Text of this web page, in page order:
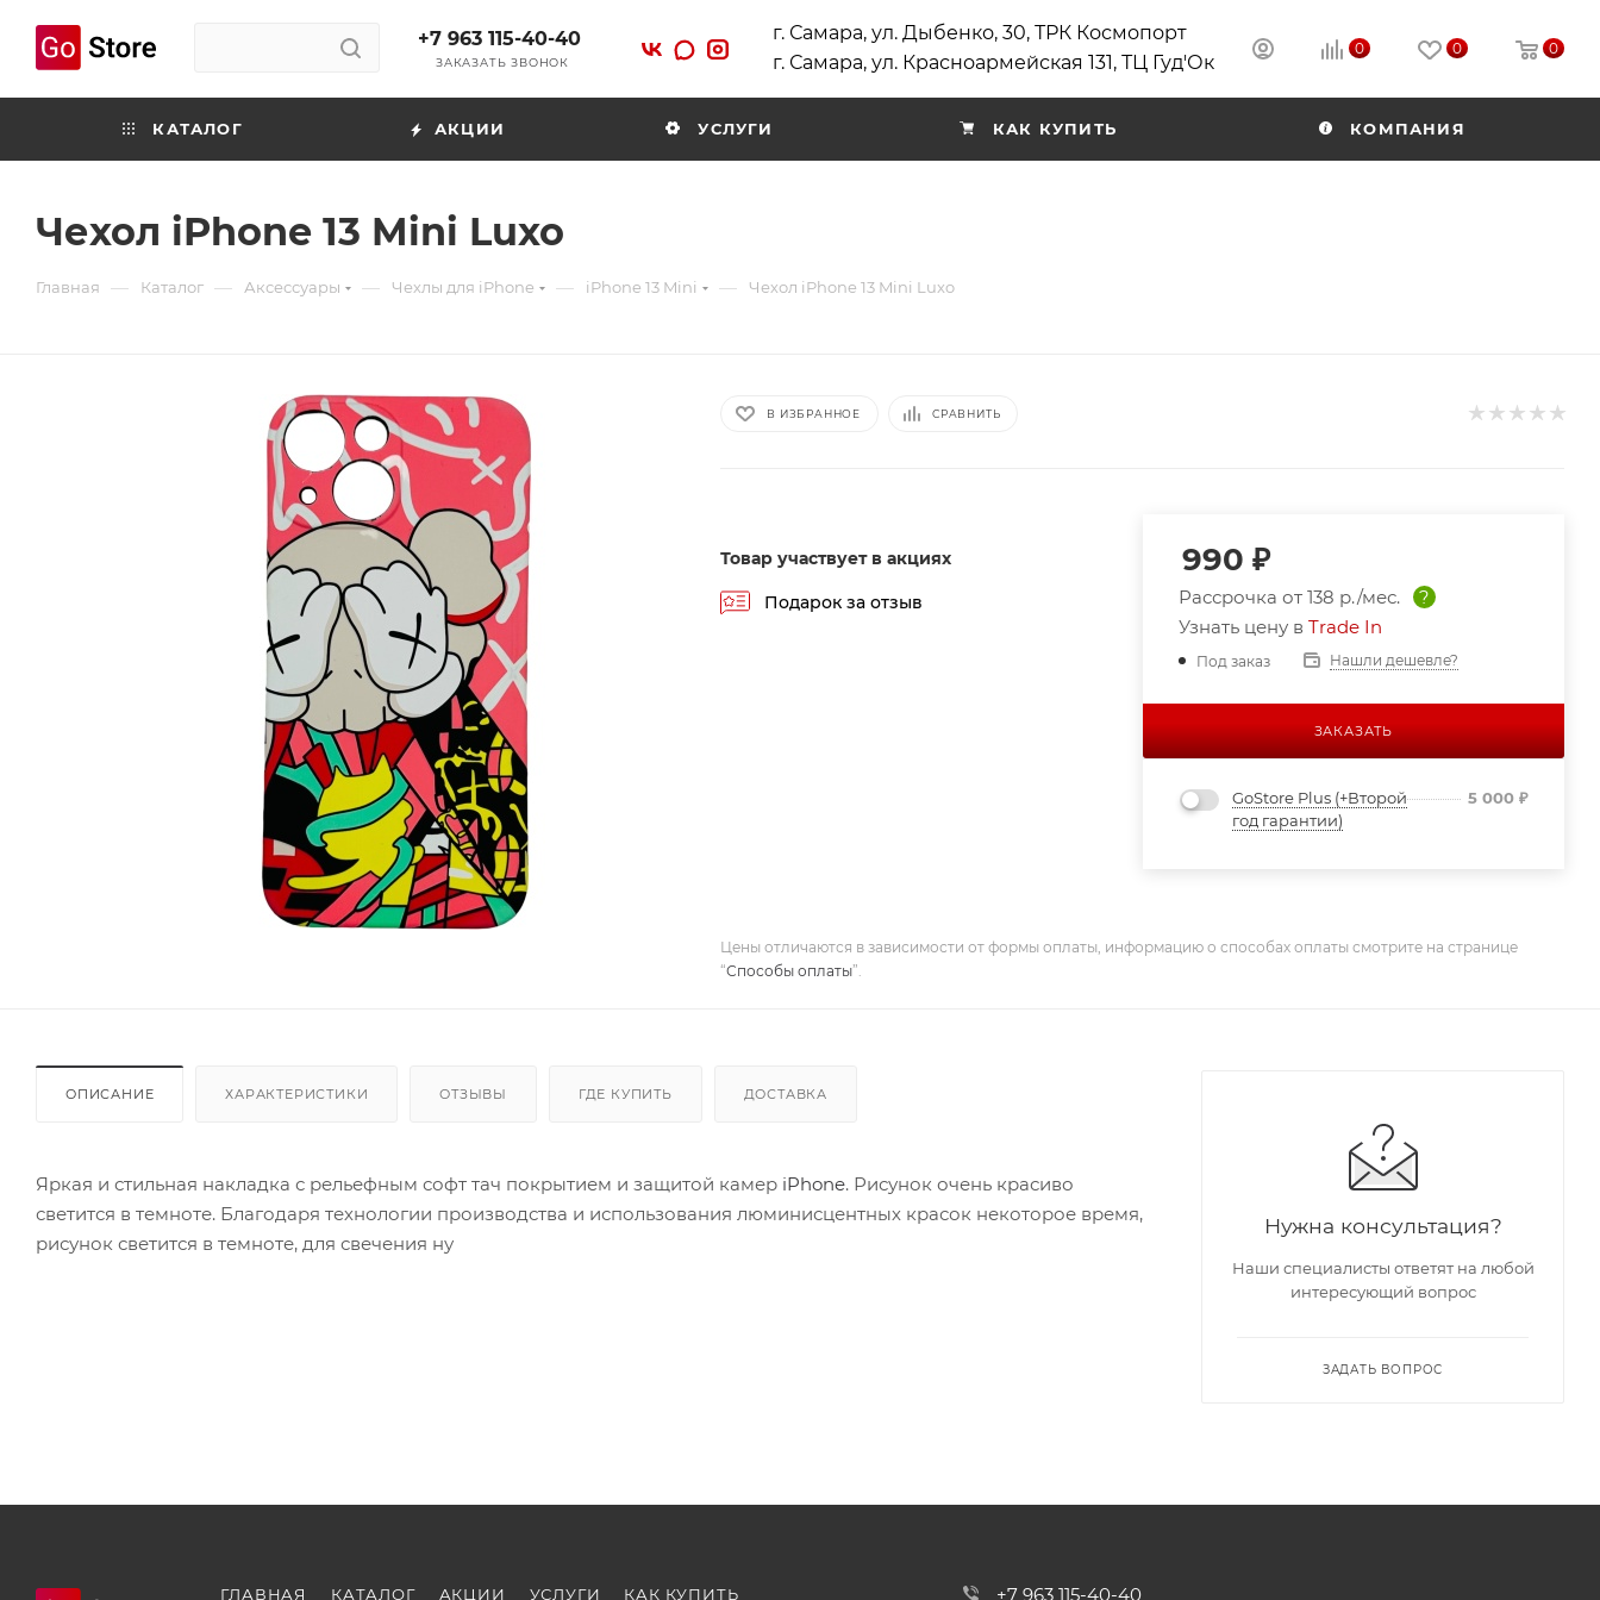
+7 963 115-40-40
ЗАКАЗАТЬ ЗВОНОК
г. Самара, ул. Дыбенко, 30, ТРК Космопорт
г. Самара, ул. Красноармейская 131, ТЦ Гуд'Ок
0 0 0
КАТАЛОГ АКЦИИ УСЛУГИ КАК КУПИТЬ КОМПАНИЯ
Чехол iPhone 13 Mini Luxo
Главная — Каталог — Аксессуары — Чехлы для iPhone — iPhone 13 Mini — Чехол iPhone 13 Mini Luxo
В ИЗБРАННОЕ СРАВНИТЬ
Товар участвует в акциях
Подарок за отзыв
990 ₽
Рассрочка от 138 р./мес.
?
Узнать цену в Trade In
Под заказ Нашли дешевле?
ЗАКАЗАТЬ
GoStore Plus (+Второй
год гарантии)
5 000₽
Цены отличаются в зависимости от формы оплаты, информацию о способах оплаты смотрите на странице
“Способы оплаты”.
ОПИСАНИЕ ХАРАКТЕРИСТИКИ ОТЗЫВЫ ГДЕ КУПИТЬ ДОСТАВКА
Яркая и стильная накладка с рельефным софт тач покрытием и защитой камер iPhone. Рисунок очень красиво
светится в темноте. Благодаря технологии производства и использования люминисцентных красок некоторое время,
рисунок светится в темноте, для свечения ну
Нужна консультация?
Наши специалисты ответят на любой
интересующий вопрос
ЗАДАТЬ ВОПРОС
ГЛАВНАЯ КАТАЛОГ АКЦИИ УСЛУГИ КАК КУПИТЬ +7 963 115-40-40